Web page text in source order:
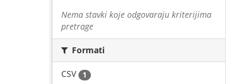
Nema stavki koje odgovaraju kriterijima
pretrage
Formati
CSV 1